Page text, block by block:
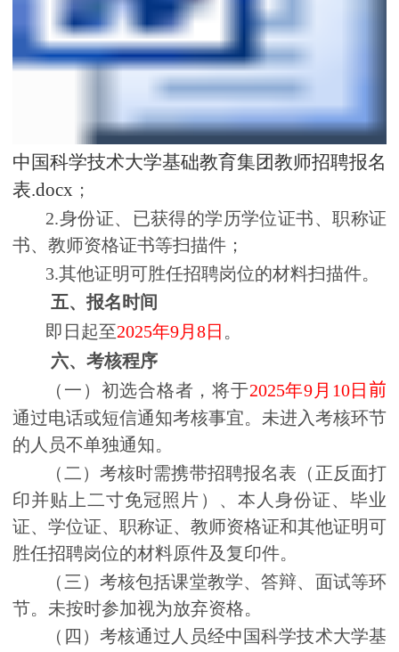
中国科学技术大学基础教育集团教师招聘报名
表.docx ；
2.身份证、已获得的学历学位证书、职称证
书、教师资格证书等扫描件；
3.其他证明可胜任招聘岗位的材料扫描件。
五、报名时间
即日起至2025年9月8日 。
六、考核程序
（一）初选合格者，将于2025年9 月 10日 前
通过电话或短信通知考核事宜。未进入考核环节
的人员不单独通知。
（二）考核时需携带招聘报名表（正反面打
印并贴上二寸免冠照片）、本人身份证、毕业
证、学位证、职称证、教师资格证和其他证明可
胜任招聘岗位的材料原件及复印件。
（三）考核包括课堂教学、答辩、面试等环
节。未按时参加视为放弃资格。
（四）考核通过人员经中国科学技术大学基